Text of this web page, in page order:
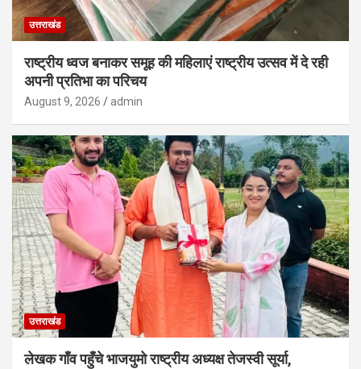
उत्तराखंड
राष्ट्रीय ध्वज बनाकर समूह की महिलाएं राष्ट्रीय उत्सव में दे रही
अपनी प्रतिभा का परिचय
August 9, 2026 admin
उत्तराखंड
लेखक गाँव पहुँचे भाजयुमो राष्ट्रीय अध्यक्ष तेजस्वी सूर्या,